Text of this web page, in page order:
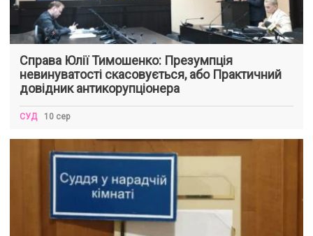
Справа Юлії Тимошенко: Презумпція
невинуватості скасовується, або Практичний
довідник антикорупціонера
СУД 10 сер